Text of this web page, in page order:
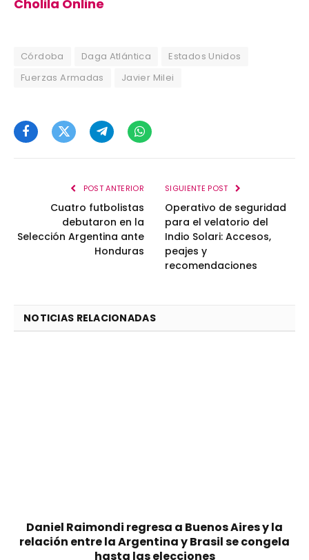
Cholila Online
Córdoba Daga Atlántica
Estados Unidos
Fuerzas Armadas
Javier Milei
FacebookTwitterTelegramWhatsApp
POST ANTERIOR
Cuatro futbolistas
debutaron en la
Selección Argentina ante
Honduras
SIGUIENTE POST
Operativo de seguridad
para el velatorio del
Indio Solari: Accesos,
peajes y
recomendaciones
NOTICIAS RELACIONADAS
Daniel Raimondi regresa a Buenos Aires y la
relación entre la Argentina y Brasil se congela
hasta las elecciones